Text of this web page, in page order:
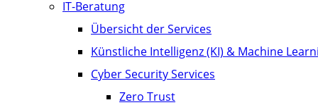
IT-Beratung
Übersicht der Services
Künstliche Intelligenz (KI) & Machine
Cyber Security Services
Zero Trust